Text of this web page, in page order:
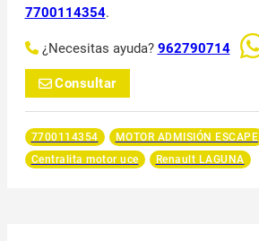
7700114354.
¿Necesitas ayuda? 962790714
Consultar
7700114354
MOTOR ADMISIÓN ESCAPE
Centralita motor uce
Renault LAGUNA